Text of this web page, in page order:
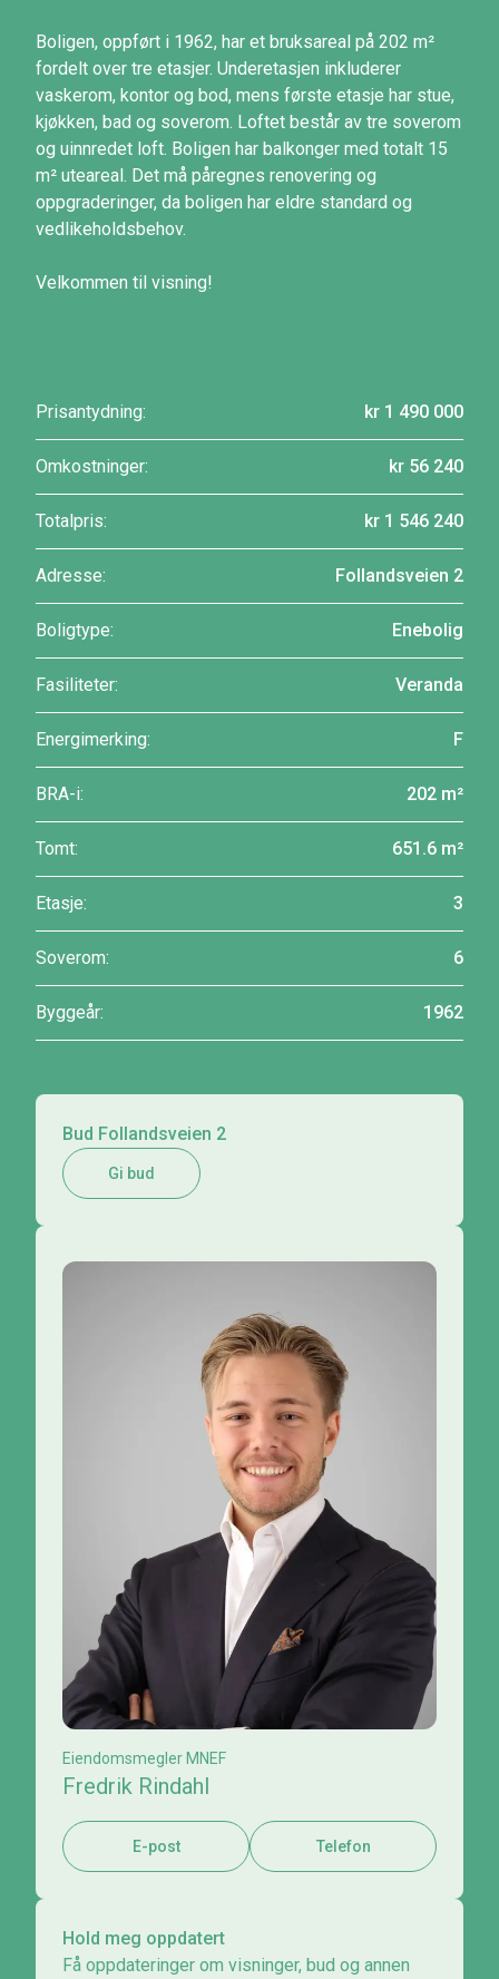
Boligen, oppført i 1962, har et bruksareal på 202 m²
fordelt over tre etasjer. Underetasjen inkluderer
vaskerom, kontor og bod, mens første etasje har stue,
kjøkken, bad og soverom. Loftet består av tre soverom
og uinnredet loft. Boligen har balkonger med totalt 15
m² uteareal. Det må påregnes renovering og
oppgraderinger, da boligen har eldre standard og
vedlikeholdsbehov.
Velkommen til visning!
Prisantydning: kr 1 490 000
Omkostninger: kr 56 240
Totalpris: kr 1 546 240
Adresse: Follandsveien 2
Boligtype: Enebolig
Fasiliteter: Veranda
Energimerking: F
BRA-i: 202 m²
Tomt: 651.6 m²
Etasje: 3
Soverom: 6
Byggeår: 1962
Bud Follandsveien 2
Gi bud
Eiendomsmegler MNEF
Fredrik Rindahl
E-post Telefon
Hold meg oppdatert
Få oppdateringer om visninger, bud og annen